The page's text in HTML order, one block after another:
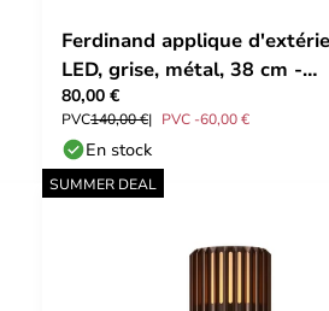
Ferdinand applique
LED, grise, métal, 38 cm -
Lucande
80,00 €
PVC140,00 € PVC -60,00 €
En stock
SUMMER DEAL